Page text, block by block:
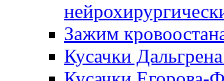
Зажим
Кусачки